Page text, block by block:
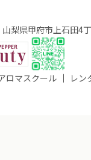
ロマスクール レン
梨県甲府市上石田4